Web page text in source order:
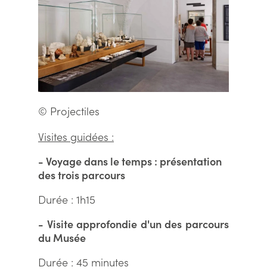
© Projectiles
Visites guidées :
- Voyage dans le temps : présentation
des trois parcours
Durée : 1h15
- Visite approfondie d'un des parcours
du Musée
Durée : 45 minutes